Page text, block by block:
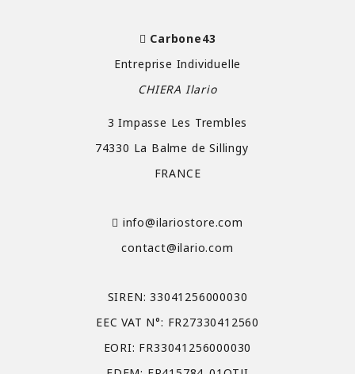
Carbone43
Entreprise Individuelle
CHIERA Ilario
3 Impasse Les Trembles
74330 La Balme de Sillingy
FRANCE
info@ilariostore.com
contact@ilario.com
SIREN: 33041256000030
EEC VAT N°: FR27330412560
EORI: FR33041256000030